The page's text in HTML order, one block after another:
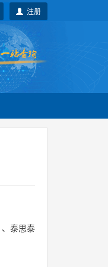
注册
、 泰思泰